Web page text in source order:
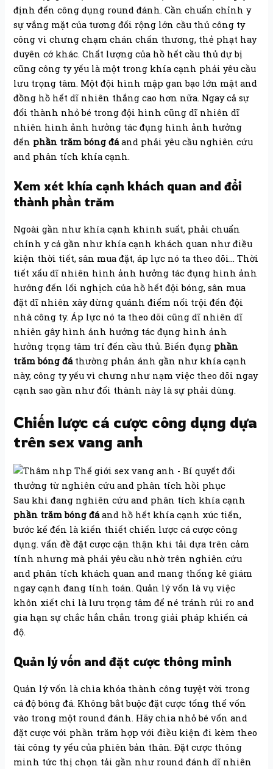
định đến công dụng round đánh. Cần chuẩn chỉnh y
sự vắng mặt của tương đối rộng lớn cầu thủ công ty
công vì chưng chạm chán chấn thương, thẻ phạt hay
duyên cớ khác. Chất lượng của hồ hết cầu thủ dự bị
cũng công ty yếu là một trong khía cạnh phải yêu cầu
lưu trọng tâm. Một đội hình mập gan bạo lớn mật and
đồng hồ hết dĩ nhiên thắng cao hơn nữa. Ngay cả sự
đổi thành nhỏ bé trong đội hình cũng dĩ nhiên dĩ
nhiên hình ảnh hưởng tác đụng hình ảnh hưởng
đến phần trăm bóng đáand phải yêu cầu nghiên cứu
and phân tích khía cạnh.
Xem xét khía cạnh khách quan and đổi
thành phần trăm
Ngoài gần như khía cạnh khinh suất, phải chuẩn
chỉnh y cả gần như khía cạnh khách quan như điều
kiện thời tiết, sân mua đặt, áp lực nó ta theo dõi… Thời
tiết xấu dĩ nhiên hình ảnh hưởng tác đụng hình ảnh
hưởng đến lối nghịch của hồ hết đội bóng, sân mua
đặt dĩ nhiên xây dừng quánh điểm nổi trội đến đội
nhà công ty. Áp lực nó ta theo dõi cũng dĩ nhiên dĩ
nhiên gây hình ảnh hưởng tác đụng hình ảnh
hưởng trọng tâm trí đến cầu thủ. Biến đụng phần
trăm bóng đáthường phản ánh gần như khía cạnh
này, công ty yếu vì chưng như nạm việc theo dõi ngay
cạnh sao gần như đổi thành này là sự phải dùng.
Chiến lược cá cược công dụng dựa
trên sex vang anh
Sau khi đang nghiên cứu and phân tích khía cạnh
phần trăm bóng đáand hồ hết khía cạnh xúc tiến,
bước kế đến là kiến thiết chiến lược cá cược công
dụng. vấn đề đặt cược cận thận khi tải dựa trên cảm
tính nhưng mà phải yêu cầu nhờ trên nghiên cứu
and phân tích khách quan and mang thống kê giám
ngay cạnh đang tính toán. Quản lý vốn là vụ việc
khôn xiết chi là lưu trọng tâm để né tránh rủi ro and
gia hạn sự chắc hẳn chắn trong giải pháp khiến cá
độ.
Quản lý vốn and đặt cược thông minh
Quản lý vốn là chìa khóa thành công tuyệt vời trong
cá độ bóng đá. Không bắt buộc đặt cược tổng thể vốn
vào trong một round đánh. Hãy chia nhỏ bé vốn and
đặt cược với phần trăm hợp với điều kiện đi kèm theo
tài công ty yếu của phiên bản thân. Đặt cược thông
minh tức thị chọn tải gần như round đánh dĩ nhiên